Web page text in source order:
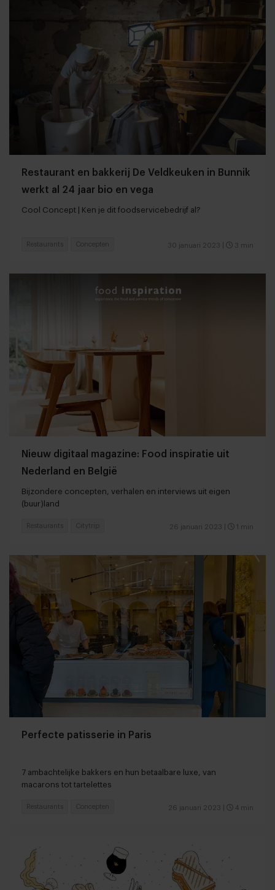
Restaurant en bakkerij De Veldkeuken in Bunnik
werkt al 24 jaar bio en vega
Cool Concept | Ken je dit foodservicebedrijf al?
30 januari 2023 3 min
Restaurants Concepten
Nieuw digitaal magazine: Food inspiratie uit
Nederland en België
Bijzondere concepten, verhalen en interviews uit eigen
(buur)land
26 januari 2023 1 min
Restaurants Citytrip
Perfecte patisserie in Paris
7 ambachtelijke bakkers en hun betaalbare luxe, van
macarons tot tartelettes
26 januari 2023 4 min
Restaurants Concepten